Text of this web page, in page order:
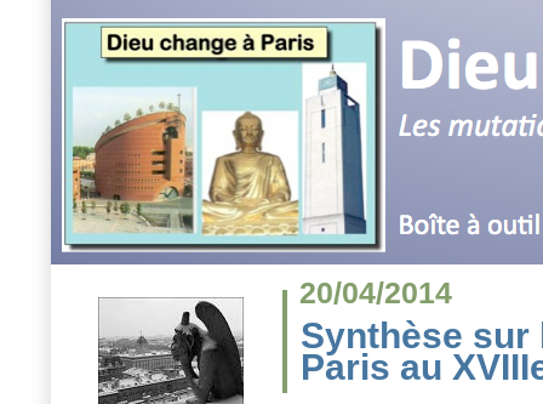
20/04/2014
Synthèse sur
Paris au